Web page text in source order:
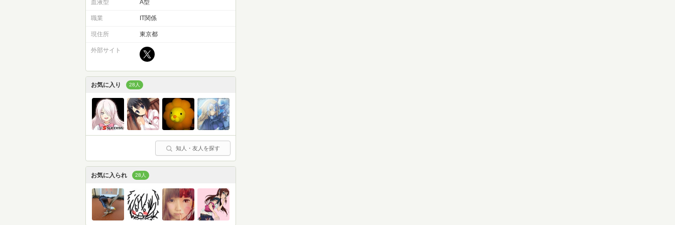
血液型 A型
職業 IT関係
現住所 東京都
外部サイト
お気に入り 28人
知人・友人を探す
お気に入られ 28人